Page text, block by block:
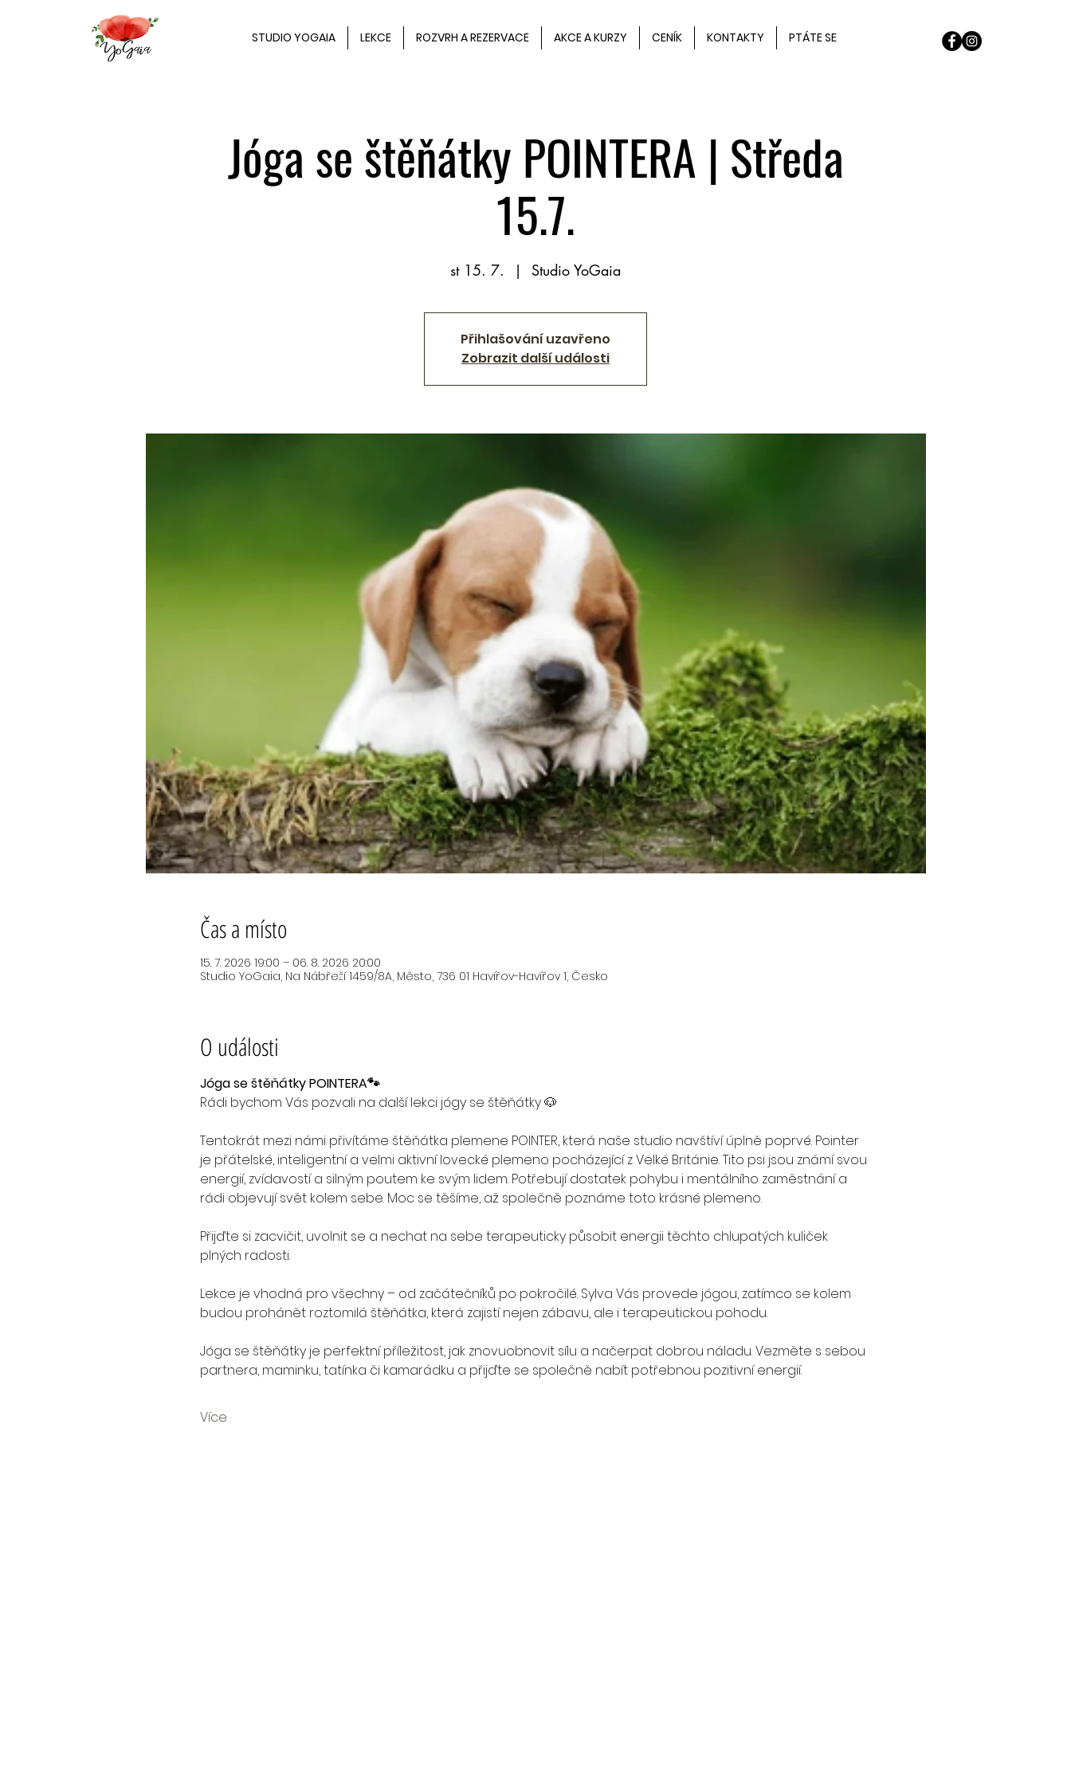
STUDIO YOGAIA LEKCE ROZVRH A REZERVACE AKCE A KURZY CENÍK KONTAKTY PTÁTE SE
Jóga se štěňátky POINTERA | Středa
15.7.
st 15. 7.
  |
Studio YoGaia
Přihlašování uzavřeno
Zobrazit další události
Čas a místo
15. 7. 2026 19:00 – 06. 8. 2026 20:00
Studio YoGaia, Na Nábřeží 1459/8A, Město, 736 01 Havířov-Havířov 1, Česko
O události
Jóga se štěňátky POINTERA🐾
Rádi bychom Vás pozvali na další lekci jógy se štěňátky 🐶
Tentokrát mezi námi přivítáme štěňátka plemene POINTER, která naše studio navštíví úplně poprvé. Pointer
je přátelské, inteligentní a velmi aktivní lovecké plemeno pocházející z Velké Británie. Tito psi jsou známí svou
energií, zvídavostí a silným poutem ke svým lidem. Potřebují dostatek pohybu i mentálního zaměstnání a
rádi objevují svět kolem sebe. Moc se těšíme, až společně poznáme toto krásné plemeno.
Přijďte si zacvičit, uvolnit se a nechat na sebe terapeuticky působit energii těchto chlupatých kuliček
plných radosti.
Lekce je vhodná pro všechny – od začátečníků po pokročilé. Sylva Vás provede jógou, zatímco se kolem
budou prohánět roztomilá štěňátka, která zajistí nejen zábavu, ale i terapeutickou pohodu.
Jóga se štěňátky je perfektní příležitost, jak znovuobnovit sílu a načerpat dobrou náladu. Vezměte s sebou
partnera, maminku, tatínka či kamarádku a přijďte se společně nabít potřebnou pozitivní energií.
Více